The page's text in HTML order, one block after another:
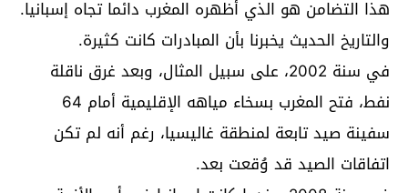
هذا التضامن هو الذي أظهره المغرب دائما تجاه إسبانيا.
والتاريخ الحديث يخبرنا بأن المبادرات كانت كثيرة.
في سنة 2002، على سبيل المثال، وبعد غرق ناقلة
نفط، فتح المغرب بسخاء مياهه الإقليمية أمام 64
سفينة صيد تابعة لمنطقة غاليسيا، رغم أنه لم تكن
اتفاقات الصيد قد وُقعت بعد.